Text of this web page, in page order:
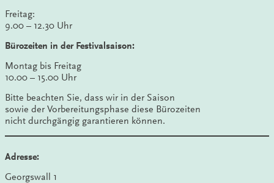
Freitag:
9.00 – 12.30 Uhr
Bürozeiten in der Festivalsaison:
Montag bis Freitag
10.00 – 15.00 Uhr
Bitte beachten Sie, dass wir in der Saison
sowie der Vorbereitungsphase diese Bürozeiten
nicht durchgängig garantieren können.
Adresse:
Georgswall 1